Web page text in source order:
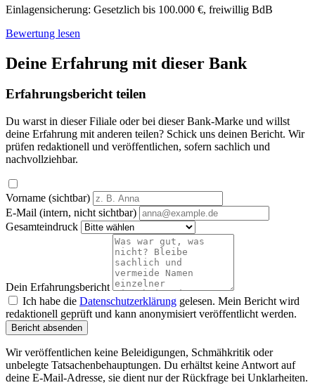
Einlagensicherung: Gesetzlich bis 100.000 €, freiwillig BdB
Bewertung lesen
Deine Erfahrung mit dieser Bank
Erfahrungsbericht teilen
Du warst in dieser Filiale oder bei dieser Bank-Marke und willst
deine Erfahrung mit anderen teilen? Schick uns deinen Bericht. Wir
prüfen redaktionell und veröffentlichen, sofern sachlich und
nachvollziehbar.
Vorname (sichtbar)
E-Mail (intern, nicht sichtbar)
Gesamteindruck
Dein Erfahrungsbericht
Ich habe die Datenschutzerklärung gelesen. Mein Bericht wird
redaktionell geprüft und kann anonymisiert veröffentlicht werden.
Bericht absenden
Wir veröffentlichen keine Beleidigungen, Schmähkritik oder
unbelegte Tatsachenbehauptungen. Du erhältst keine Antwort auf
deine E-Mail-Adresse, sie dient nur der Rückfrage bei Unklarheiten.